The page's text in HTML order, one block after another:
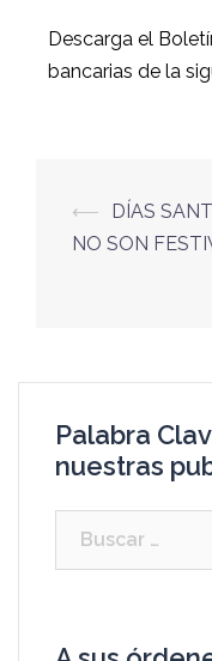
Descarga el
bancarias de la
⟵
DÍAS
NO SON
Palabra
nuestras